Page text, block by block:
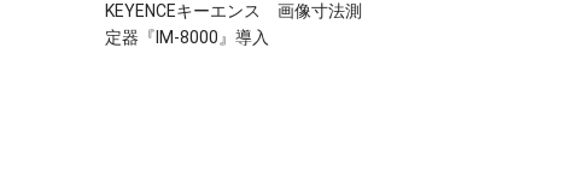
KEYENCEキーエンス 画像寸法測
定器『IM-8000』導入